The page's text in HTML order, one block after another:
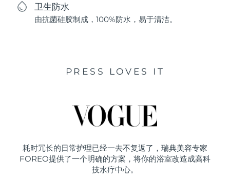
卫生防水
由抗菌硅胶制成，100%防水，易于清洁。
PRESS LOVES IT
耗时冗长的日常护理已经一去不复返了，瑞典美容专家
FOREO提供了一个明确的方案，将你的浴室改造成高科
技水疗中心。